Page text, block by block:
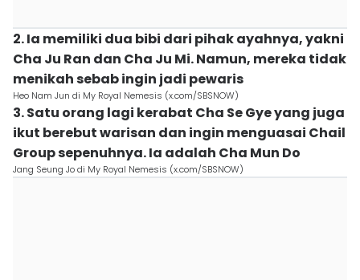
2. Ia memiliki dua bibi dari pihak ayahnya, yakni
Cha Ju Ran dan Cha Ju Mi. Namun, mereka tidak
menikah sebab ingin jadi pewaris
Heo Nam Jun di My Royal Nemesis (x.com/SBSNOW)
3. Satu orang lagi kerabat Cha Se Gye yang juga
ikut berebut warisan dan ingin menguasai Chail
Group sepenuhnya. Ia adalah Cha Mun Do
Jang Seung Jo di My Royal Nemesis (x.com/SBSNOW)